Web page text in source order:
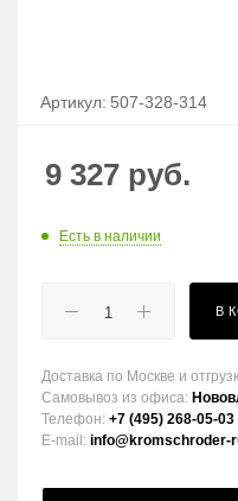
Артикул: 507-328-314
9 327 руб.
Есть в наличии
В
Доставка по Москве и
Самовывоз из офиса:
Телефон: +7 (495) 268-05-03
E-mail: info@kromschroder-